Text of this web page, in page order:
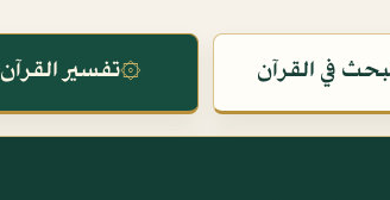
في القرآن ۞تفسير القرآن